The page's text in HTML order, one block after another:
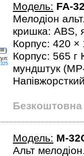
Модель: FA-
Мелодіон
кришка: ABS,
Корпус: 420
Корпус: 565 г
мундштук
Безкоштовна
Модель: M-
Альт